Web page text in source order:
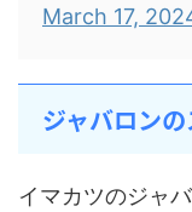
March 17,
ジャバロン
イマカツのジャ